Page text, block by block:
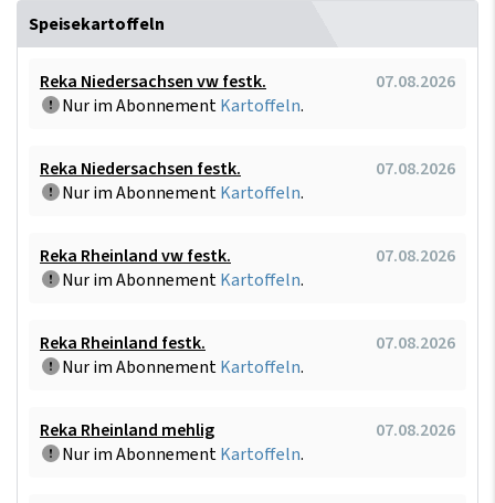
Speisekartoffeln
Reka Niedersachsen vw festk.
07.08.2026
Nur im AbonnementKartoffeln.
Reka Niedersachsen festk.
07.08.2026
Nur im AbonnementKartoffeln.
Reka Rheinland vw festk.
07.08.2026
Nur im AbonnementKartoffeln.
Reka Rheinland festk.
07.08.2026
Nur im AbonnementKartoffeln.
Reka Rheinland mehlig
07.08.2026
Nur im AbonnementKartoffeln.